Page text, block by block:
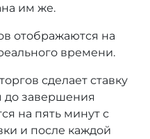
им же.
отображаются на
времени.
сделает ставку
до завершения
на пять минут с
и после каждой